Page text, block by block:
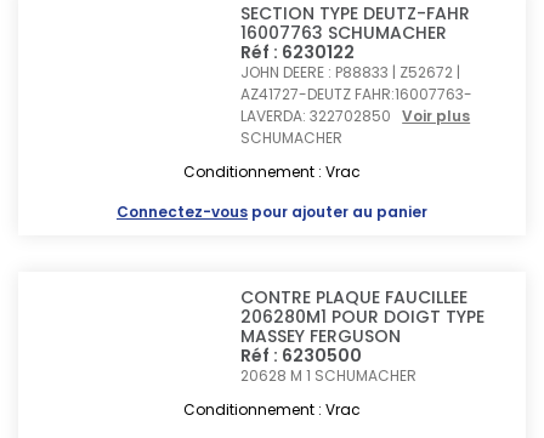
SECTION TYPE DEUTZ-FAHR
16007763 SCHUMACHER
Réf : 6230122
JOHN DEERE : P88833 | Z52672 |
AZ41727-DEUTZ FAHR:16007763-
LAVERDA: 322702850Voir plus
SCHUMACHER
Conditionnement : Vrac
Connectez-vous pour ajouter au panier
CONTRE PLAQUE FAUCILLEE
206280M1 POUR DOIGT TYPE
MASSEY FERGUSON
Réf : 6230500
20628 M 1 SCHUMACHER
Conditionnement : Vrac